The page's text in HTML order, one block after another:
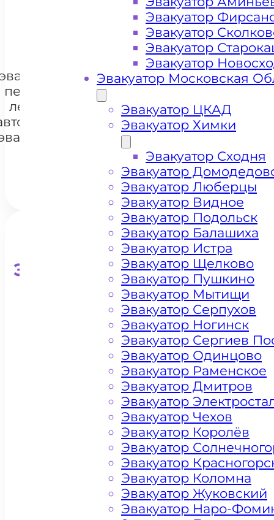
+ 100 РУБЛЕЙ ЗА КИЛОМЕТР
и
перевозки
легковых
+7 985 222 99 01
Эвакуатор для
Эвакуатор
Эвакуатор
Эвакуатор
Эвакуатор
Эвакуатор Московская
Эвакуатор ЦКАД
Эвакуатор Химки
Эвакуатор Сходня
Эвакуатор
Эвакуатор Люберцы
Эвакуатор Видное
Эвакуатор Подольск
Эвакуатор Балашиха
Эвакуатор Истра
Эвакуатор Щелково
Эвакуатор Пушкино
Эвакуатор Мытищи
Эвакуатор Серпухов
Эвакуатор Ногинск
Эвакуатор Сергиев
Эвакуатор Одинцово
Эвакуатор Раменское
Эвакуатор Дмитров
Эвакуатор
Эвакуатор Чехов
Эвакуатор Королёв
Эвакуатор
Эвакуатор
Эвакуатор Коломна
Эвакуатор Жуковский
Эвакуатор Наро-